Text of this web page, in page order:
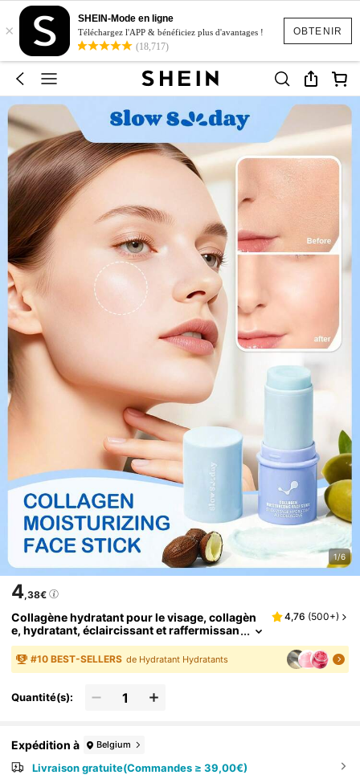
OBTENIR
×
SHEIN-Mode en ligne
Téléchargez l'APP & bénéficiez plus d'avantages !
(18,717)
1/6
4,38€
Collagène hydratant pour le visage, collagèn
e, hydratant, éclaircissant et raffermissan
t la peau, K Beauty, bon choix pour les vac
ances, la plage, les essentiels de voyage, ada
pté aux soins de la peau d'été
4,76 (500+)
#10 BEST-SELLERS de Hydratant Hydratants
Quantité(s):
Expédition à Belgium
Livraison gratuite(Commandes ≥ 39,00€)